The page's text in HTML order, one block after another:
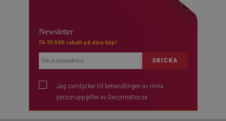
Betalningar
Leverans
youtube
Newsletter
Få 30 SEK rabatt på dina köp!
SKICKA
Jag samtycker till behandlingen av mina
personuppgifter av Decormattor.se